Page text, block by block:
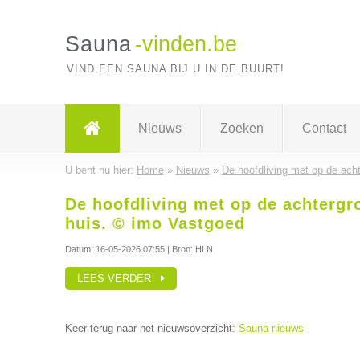
Sauna -vinden.be
VIND EEN SAUNA BIJ U IN DE BUURT!
Nieuws Zoeken Contact
U bent nu hier: Home» Nieuws » De hoofdliving met op de
De hoofdliving met op de
huis. © imo Vastgoed
Datum: 16-05-2026 07:55| Bron: HLN
LEES VERDER
Keer terug naar het nieuwsoverzicht: Sauna nieuws